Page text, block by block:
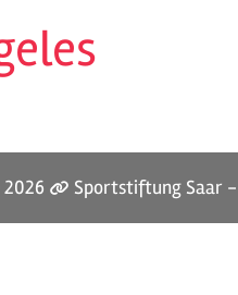
Sportstiftung Saar -